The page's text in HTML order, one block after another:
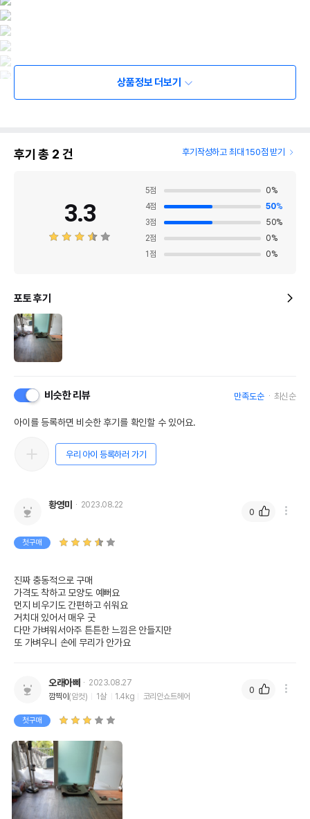
상품정보 더보기
후기 총 2 건 후기작성하고 최대 150점 받기
3.3
5점 0%
4점 50%
3점 50%
2점 0%
1 점 0%
포토 후기
비슷한 리뷰 만족도순 최신순
아이를 등록하면 비슷한 후기를 확인할 수 있어요.
우리 아이 등록하러 가기
황영미 2023.08.22
첫구매
진짜 충동적으로 구매
가격도 착하고 모양도 예뻐요
먼지 비우기도 간편하고 쉬워요
거치대 있어서 매우 굿
다만 가벼워서아주 튼튼한 느낌은 안들지만
또 가벼우니 손에 무리가 안가요
0
오래아빠
2023.08.27
깜찍이 (암컷) 1살 1.4kg 코리안쇼트헤어
첫구매
0